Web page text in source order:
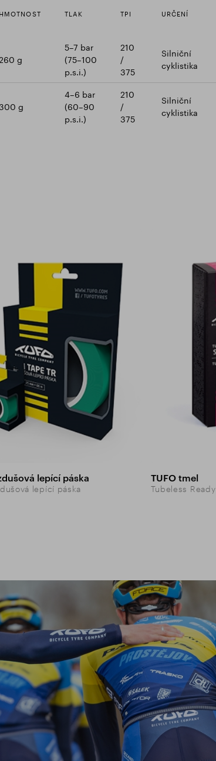
HMOTNOST TLAK TPI URČENÍ
g
5–7 bar
(75–100
p.s.i.)
210
/
375
Silniční
cyklistika
g
4–6 bar
(60–90
p.s.i.)
210
/
375
Silniční
cyklistika
lepící páska
lepící páska
TUFO tmel
Tubeless Ready